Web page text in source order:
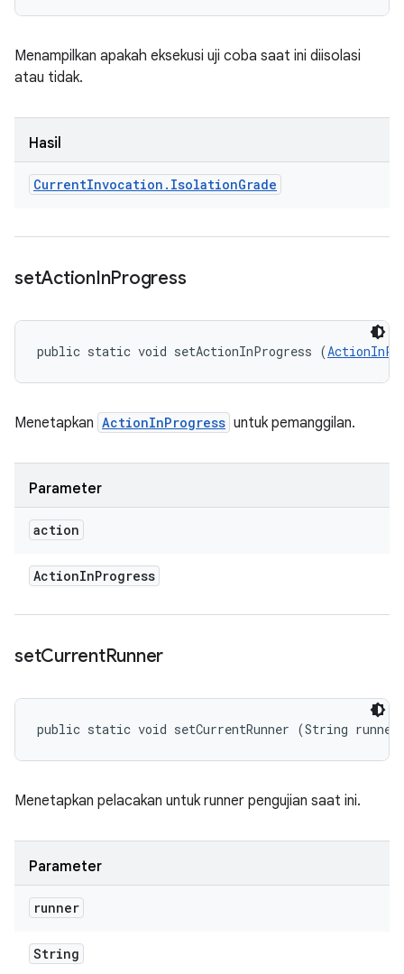
Menampilkan apakah eksekusi uji coba saat ini diisolasi
atau tidak.
Hasil
CurrentInvocation . IsolationGrade
setActionInProgress
public static void setActionInProgress (
Menetapkan ActionInProgress untuk pemanggilan.
Parameter
action
ActionInProgress
setCurrentRunner
public static void setCurrentRunner (String
Menetapkan pelacakan untuk runner pengujian saat ini.
Parameter
runner
String